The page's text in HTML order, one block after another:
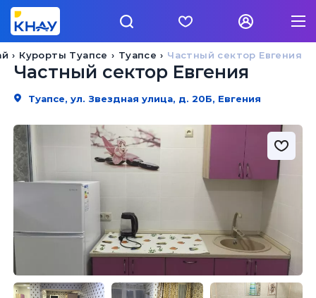
Частный сектор Евгения
Туапсе
Курорты Туапсе
Частный сектор Евгения
Туапсе, ул. Звездная улица, д. 20Б, Евгения